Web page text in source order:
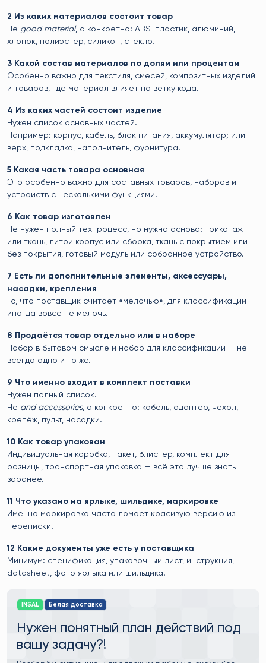
2 Из каких материалов состоит товар
Не good material, а конкретно: ABS-пластик, алюминий,
хлопок, полиэстер, силикон, стекло.
3 Какой состав материалов по долям или процентам
Особенно важно для текстиля, смесей, композитных изделий
и товаров, где материал влияет на ветку кода.
4 Из каких частей состоит изделие
Нужен список основных частей.
Например: корпус, кабель, блок питания, аккумулятор; или
верх, подкладка, наполнитель, фурнитура.
5 Какая часть товара основная
Это особенно важно для составных товаров, наборов и
устройств с несколькими функциями.
6 Как товар изготовлен
Не нужен полный техпроцесс, но нужна основа: трикотаж
или ткань, литой корпус или сборка, ткань с покрытием или
без покрытия, готовый модуль или собранное устройство.
7 Есть ли дополнительные элементы, аксессуары,
насадки, крепления
То, что поставщик считает «мелочью», для классификации
иногда вовсе не мелочь.
8 Продаётся товар отдельно или в наборе
Набор в бытовом смысле и набор для классификации — не
всегда одно и то же.
9 Что именно входит в комплект поставки
Нужен полный список.
Не and accessories, а конкретно: кабель, адаптер, чехол,
крепёж, пульт, насадки.
10 Как товар упакован
Индивидуальная коробка, пакет, блистер, комплект для
розницы, транспортная упаковка — всё это лучше знать
заранее.
11 Что указано на ярлыке, шильдике, маркировке
Именно маркировка часто ломает красивую версию из
переписки.
12 Какие документы уже есть у поставщика
Минимум: спецификация, упаковочный лист, инструкция,
datasheet, фото ярлыка или шильдика.
INSAL Белая доставка
Нужен понятный план действий под
вашу задачу?!